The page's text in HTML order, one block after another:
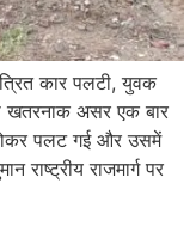
कार पलटी, युवक
खतरनाक असर एक बार
पलट गई और उसमें
राष्ट्रीय राजमार्ग पर